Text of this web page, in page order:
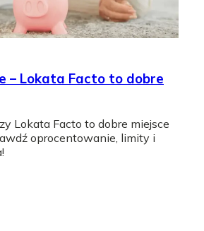
– Lokata Facto to dobre
Lokata Facto to dobre miejsce
oprocentowanie, limity i